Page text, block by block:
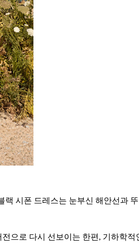
시폰 드레스는 눈부신 해안선과
으로 다시 선보이는 한편, 기하학